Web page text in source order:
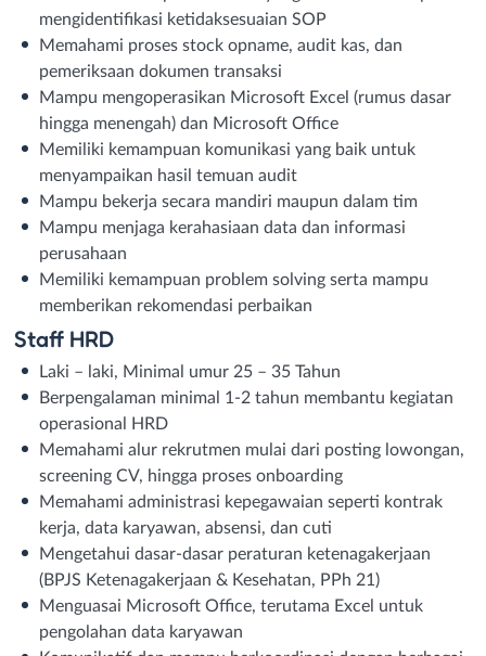
mengidentifikasi ketidaksesuaian SOP
Memahami proses stock opname, audit kas, dan
pemeriksaan dokumen transaksi
Mampu mengoperasikan Microsoft Excel (rumus dasar
hingga menengah) dan Microsoft Office
Memiliki kemampuan komunikasi yang baik untuk
menyampaikan hasil temuan audit
Mampu bekerja secara mandiri maupun dalam tim
Mampu menjaga kerahasiaan data dan informasi
perusahaan
Memiliki kemampuan problem solving serta mampu
memberikan rekomendasi perbaikan
Staff HRD
Laki – laki, Minimal umur 25 – 35 Tahun
Berpengalaman minimal 1-2 tahun membantu kegiatan
operasional HRD
Memahami alur rekrutmen mulai dari posting lowongan,
screening CV, hingga proses onboarding
Memahami administrasi kepegawaian seperti kontrak
kerja, data karyawan, absensi, dan cuti
Mengetahui dasar-dasar peraturan ketenagakerjaan
(BPJS Ketenagakerjaan & Kesehatan, PPh 21)
Menguasai Microsoft Office, terutama Excel untuk
pengolahan data karyawan